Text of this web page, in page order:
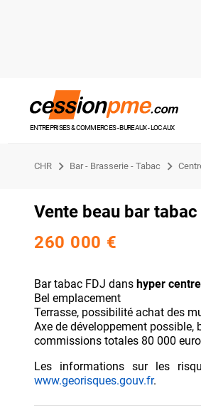
ENTREPRISES & COMMERCES - BUREAUX - LOCAUX
CHR Bar - Brasserie - Tabac
Vente beau bar
260 000 €
Bar tabac FDJ dans hyper centre
Bel emplacement
Terrasse, possibilité achat des
Axe de développement possible,
commissions totales 80 000
Les informations sur les
www.georisques.gouv.fr.